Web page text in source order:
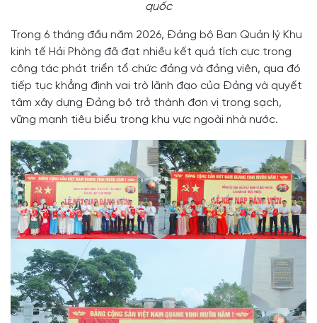
quốc
Trong 6 tháng đầu năm 2026, Đảng bộ Ban Quản lý Khu
kinh tế Hải Phòng đã đạt nhiều kết quả tích cực trong
công tác phát triển tổ chức đảng và đảng viên, qua đó
tiếp tục khẳng định vai trò lãnh đạo của Đảng và quyết
tâm xây dựng Đảng bộ trở thành đơn vị trong sạch,
vững mạnh tiêu biểu trong khu vực ngoài nhà nước.